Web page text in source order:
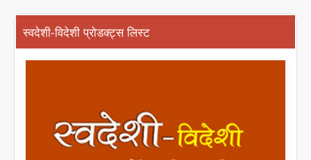
स्वदेशी-विदेशी प्रोडक्ट्स लिस्ट